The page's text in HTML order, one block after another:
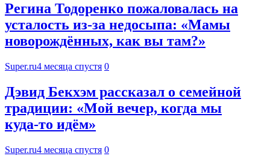
Регина Тодоренко пожаловалась на
усталость из-за недосыпа: «Мамы
новорождённых, как вы там?»
Super.ru4 месяца спустя 0
Дэвид Бекхэм рассказал о семейной
традиции: «Мой вечер, когда мы
куда‑то идём»
Super.ru4 месяца спустя 0